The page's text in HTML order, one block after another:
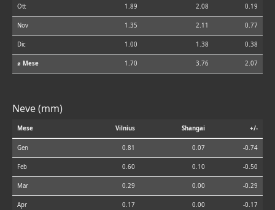
Ott 1.89 2.08 0.19
Nov 1.35 2.11 0.77
Dic 1.00 1.38 0.38
⌀ Mese 1.70 3.76 2.07
Neve (mm)
Mese Vilnius Shangai +/-
Gen 0.81 0.07 -0.74
Feb 0.60 0.10 -0.50
Mar 0.29 0.00 -0.29
Apr 0.17 0.00 -0.17